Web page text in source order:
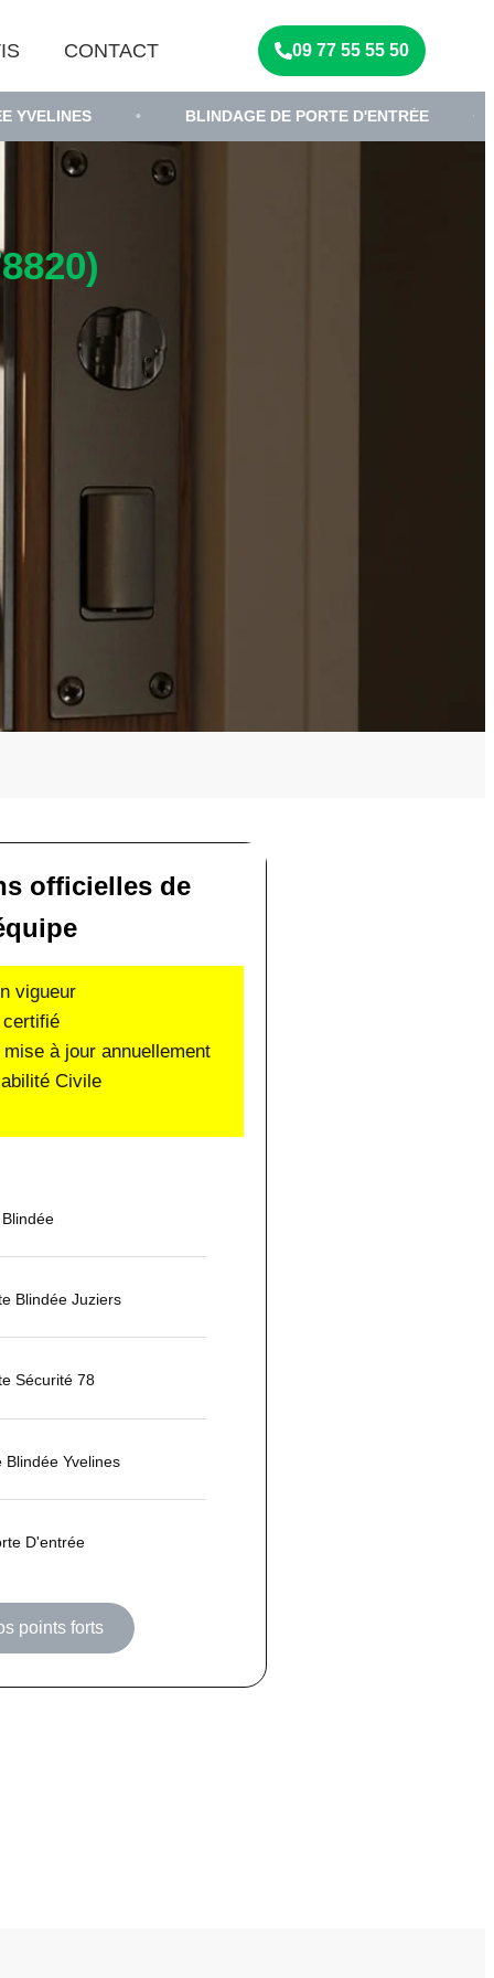
CONTACT 09 77 55 55 50
• BLINDAGE DE PORTE D'ENTRÉE •
officielles de
vigueur
certifié
à jour annuellement
Civile
Blindée Juziers
Sécurité 78
Blindée Yvelines
D'entrée
points forts